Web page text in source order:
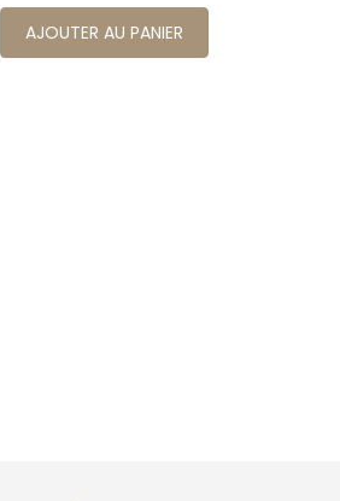
AJOUTER AU PANIER